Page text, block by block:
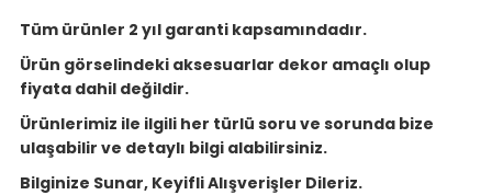
Tüm ürünler 2 yıl garanti kapsamındadır.
Ürün görselindeki aksesuarlar dekor amaçlı olup
fiyata dahil değildir.
Ürünlerimiz ile ilgili her türlü soru ve sorunda bize
ulaşabilir ve detaylı bilgi alabilirsiniz.
Bilginize Sunar, Keyifli Alışverişler Dileriz.